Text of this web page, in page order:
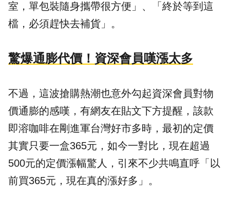
室，單包裝隨身攜帶很方便」、「終於等到這
檔，必須趕快去補貨」。
驚爆通膨代價！資深會員嘆漲太多
不過，這波搶購熱潮也意外勾起資深會員對物
價通膨的感嘆，有網友在貼文下方提醒，該款
即溶咖啡在剛進軍台灣好市多時，最初的定價
其實只要一盒365元，如今一對比，現在超過
500元的定價漲幅驚人，引來不少共鳴直呼「以
前買365元，現在真的漲好多」。